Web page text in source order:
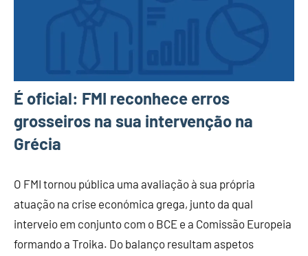
É oficial: FMI reconhece erros
grosseiros na sua intervenção na
Grécia
O FMI tornou pública uma avaliação à sua própria
atuação na crise económica grega, junto da qual
interveio em conjunto com o BCE e a Comissão Europeia
formando a Troika. Do balanço resultam aspetos